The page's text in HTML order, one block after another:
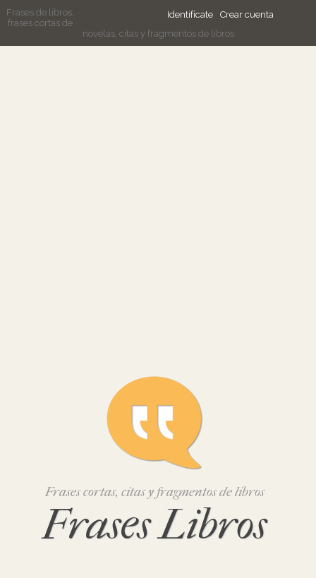
Identifícate Crear cuenta
Frases de libros,
frases cortas de
novelas, citas y fragmentos de libros
Frases cortas, citas y fragmentos de libros
Frases Libros